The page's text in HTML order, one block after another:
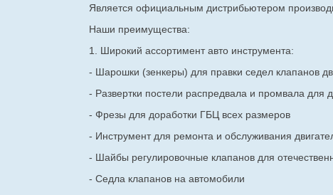
Является официальным дистрибьютером
Наши преимущества:
1. Широкий ассортимент авто инструмента:
- Шарошки (зенкеры) для правки седел клапанов
- Развертки постели распредвала и промвала для
- Фрезы для доработки ГБЦ всех размеров
- Инструмент для ремонта и обслуживания
- Шайбы регулировочные клапанов для
- Седла клапанов на автомобили